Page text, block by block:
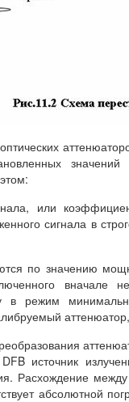
или
сигнала в
по значению
вначале
в режим
DFB источник
Расхождение
абсолютной